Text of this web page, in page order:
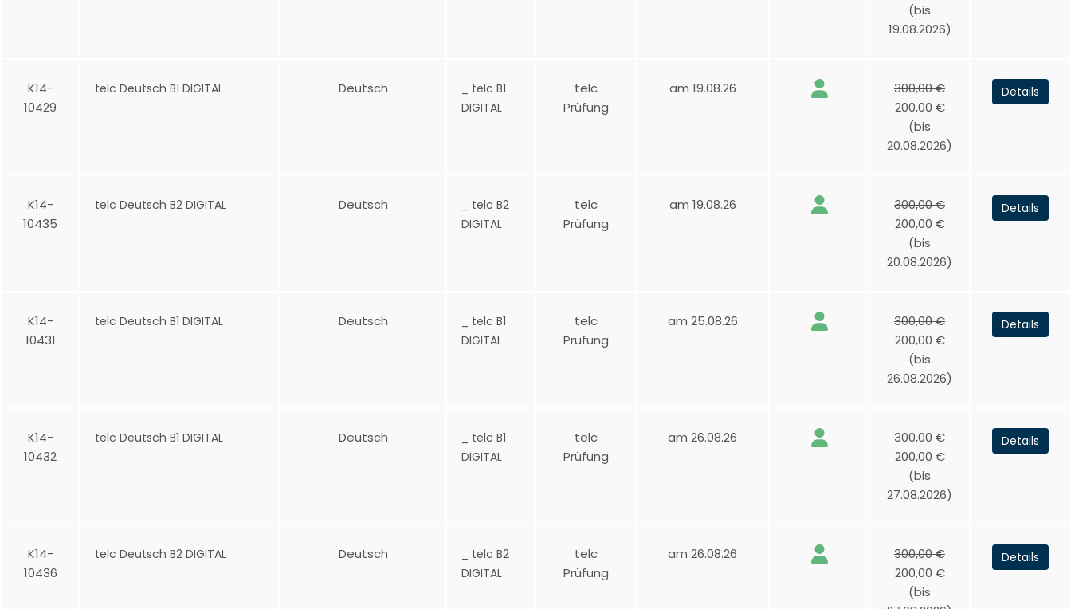
(bis
19.08.2026)
K14-
10429
telc Deutsch B1 DIGITAL Deutsch
_ telc B1
DIGITAL
telc
Prüfung
am 19.08.26
300,00 €
200,00 €
(bis
20.08.2026)
Details
K14-
10435
telc Deutsch B2 DIGITAL Deutsch
_ telc B2
DIGITAL
telc
Prüfung
am 19.08.26
300,00 €
200,00 €
(bis
20.08.2026)
Details
K14-
10431
telc Deutsch B1 DIGITAL Deutsch
_ telc B1
DIGITAL
telc
Prüfung
am 25.08.26
300,00 €
200,00 €
(bis
26.08.2026)
Details
K14-
10432
telc Deutsch B1 DIGITAL Deutsch
_ telc B1
DIGITAL
telc
Prüfung
am 26.08.26
300,00 €
200,00 €
(bis
27.08.2026)
Details
K14-
10436
telc Deutsch B2 DIGITAL Deutsch
_ telc B2
DIGITAL
telc
Prüfung
am 26.08.26
300,00 €
200,00 €
(bis
Details